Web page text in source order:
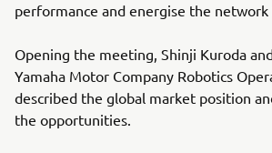
performance and energise the
Opening the meeting, Shinji Kuroda
Yamaha Motor Company Robotics
described the global market position
the opportunities.